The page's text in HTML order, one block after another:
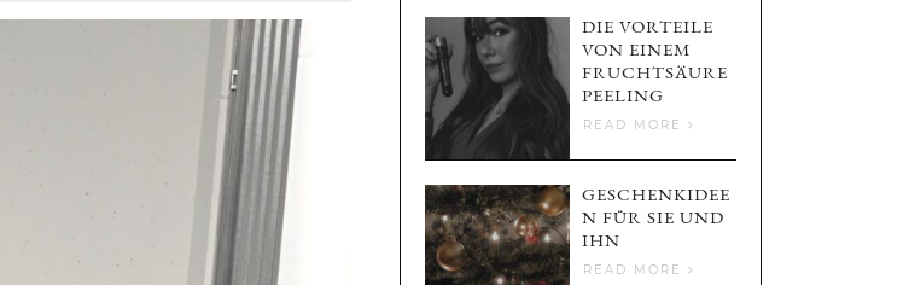
DIE VORTEILE
VON EINEM
FRUCHTSÄURE
PEELING
READ MORE
GESCHENKIDEE
N FÜR SIE UND
IHN
READ MORE